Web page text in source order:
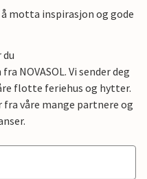
motta inspirasjon og gode
NOVASOL. Vi sender deg
flotte feriehus og hytter.
våre mange partnere og